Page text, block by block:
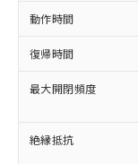
動作時間
復帰時間
最大開閉頻度
絶縁抵抗
本
商
(税
当
本
こ
在
調査・確
非含有の
商品です。
非該当品
害物質有
仕入先様
いたもの
むを得ず
※1 中国
「○」：
基準値以
「×」：
基準値を
「－」：
当
為